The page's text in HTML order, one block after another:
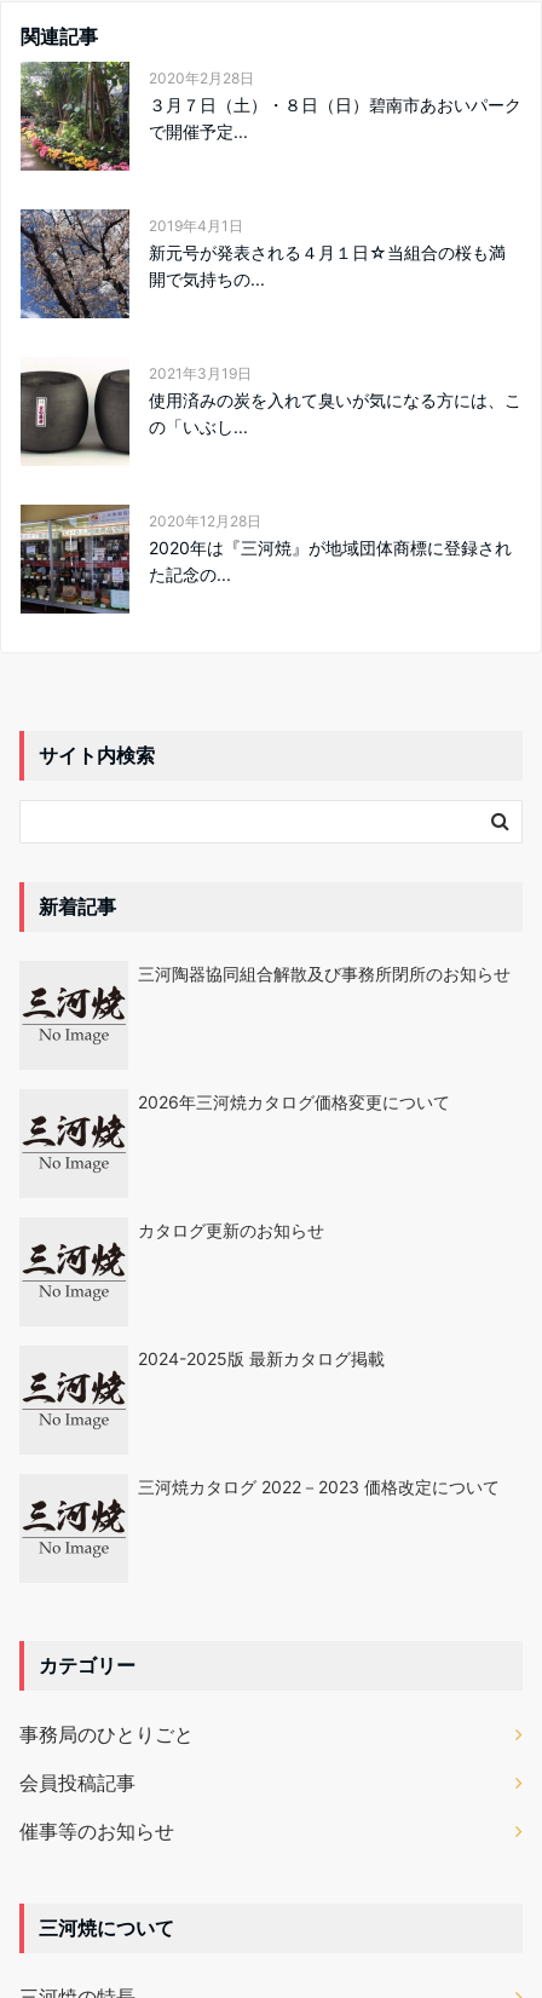
関連記事
2020年2月28日
３月７日（土）・８日（日）碧南市あおいパーク
で開催予定...
2019年4月1日
新元号が発表される４月１日☆当組合の桜も満
開で気持ちの...
2021年3月19日
使用済みの炭を入れて臭いが気になる方には、こ
の「いぶし...
2020年12月28日
2020年は『三河焼』が地域団体商標に登録され
た記念の...
サイト内検索
新着記事
三河陶器協同組合解散及び事務所閉所のお知らせ
2026年三河焼カタログ価格変更について
カタログ更新のお知らせ
2024-2025版 最新カタログ掲載
三河焼カタログ 2022－2023 価格改定について
カテゴリー
事務局のひとりごと
会員投稿記事
催事等のお知らせ
三河焼について